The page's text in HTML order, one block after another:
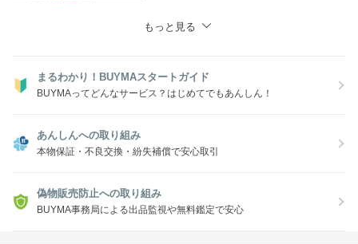
もっと見る
まるわかり！BUYMAスタートガイド
BUYMAってどんなサービス？はじめてでもあんしん！
あんしんへの取り組み
本物保証・不良交換・紛失補償で安心取引
偽物販売防止への取り組み
BUYMA事務局による出品監視や無料鑑定で安心